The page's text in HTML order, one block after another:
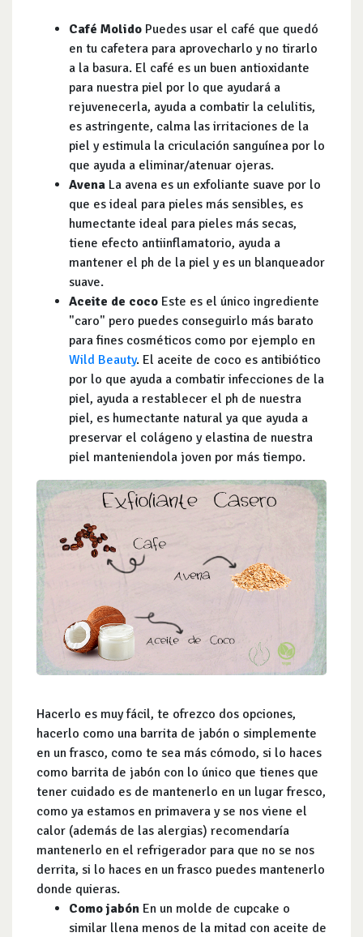
Café Molido Puedes usar el café que quedó
en tu cafetera para aprovecharlo y no tirarlo
a la basura. El café es un buen antioxidante
para nuestra piel por lo que ayudará a
rejuvenecerla, ayuda a combatir la celulitis,
es astringente, calma las irritaciones de la
piel y estimula la criculación sanguínea por lo
que ayuda a eliminar/atenuar ojeras.
Avena La avena es un exfoliante suave por lo
que es ideal para pieles más sensibles, es
humectante ideal para pieles más secas,
tiene efecto antiinflamatorio, ayuda a
mantener el ph de la piel y es un blanqueador
suave.
Aceite de coco Este es el único ingrediente
"caro" pero puedes conseguirlo más barato
para fines cosméticos como por ejemplo en
Wild Beauty. El aceite de coco es antibiótico
por lo que ayuda a combatir infecciones de la
piel, ayuda a restablecer el ph de nuestra
piel, es humectante natural ya que ayuda a
preservar el colágeno y elastina de nuestra
piel manteniendola joven por más tiempo.
Hacerlo es muy fácil, te ofrezco dos opciones,
hacerlo como una barrita de jabón o simplemente
en un frasco, como te sea más cómodo, si lo haces
como barrita de jabón con lo único que tienes que
tener cuidado es de mantenerlo en un lugar fresco,
como ya estamos en primavera y se nos viene el
calor (además de las alergias) recomendaría
mantenerlo en el refrigerador para que no se nos
derrita, si lo haces en un frasco puedes mantenerlo
donde quieras.
Como jabón En un molde de cupcake o
similar llena menos de la mitad con aceite de